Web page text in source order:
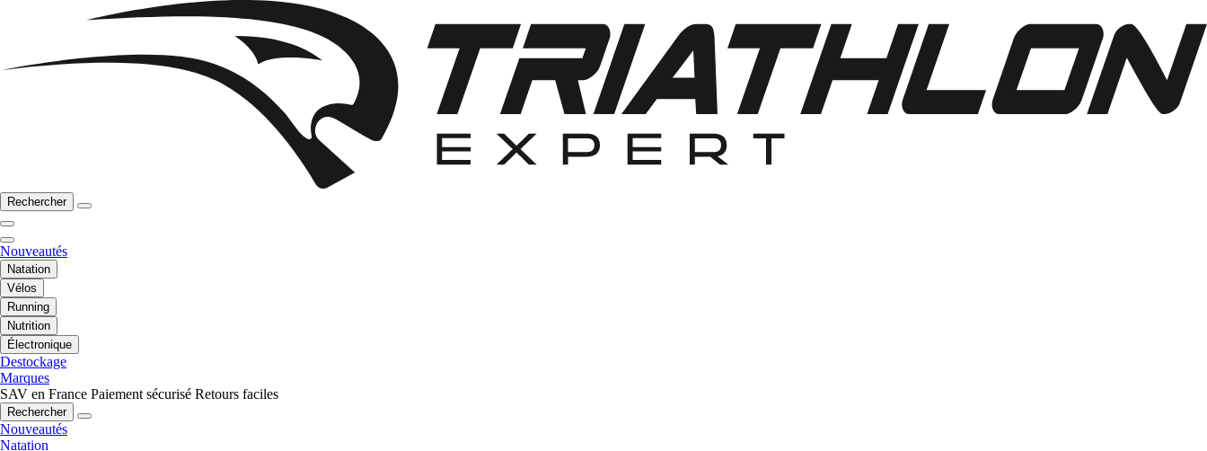
Rechercher
Nouveautés
Natation
Vélos
Running
Nutrition
Électronique
Destockage
Marques
SAV en France Paiement sécurisé Retours faciles
Rechercher
Nouveautés
Natation